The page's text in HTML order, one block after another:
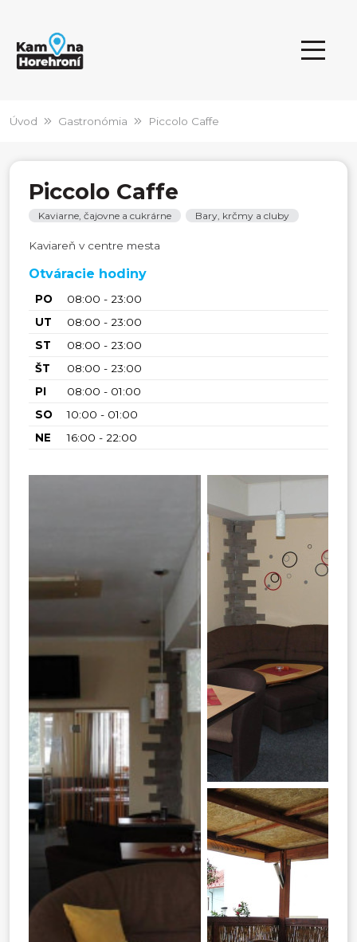
Úvod Gastronómia Piccolo Caffe
Piccolo Caffe
Kaviarne, čajovne a cukrárne Bary, krčmy a cluby
Kaviareň v centre mesta
Otváracie hodiny
PO
08:00 - 23:00
UT
08:00 - 23:00
ST
08:00 - 23:00
ŠT
08:00 - 23:00
PI
08:00 - 01:00
SO
10:00 - 01:00
NE
16:00 - 22:00